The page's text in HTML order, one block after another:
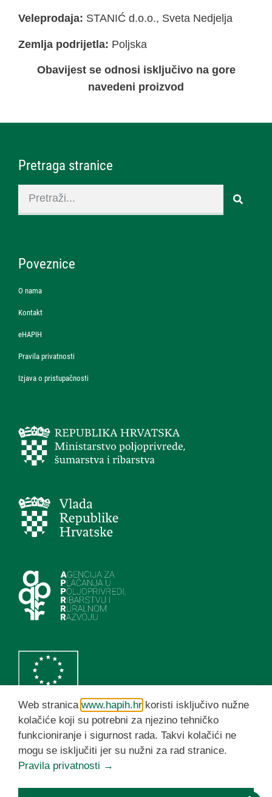
Veleprodaja: STANIĆ d.o.o., Sveta Nedjelja
Zemlja podrijetla: Poljska
Obavijest se odnosi isključivo na gore
navedeni proizvod
Pretraga stranice
Poveznice
O nama
Kontakt
eHAPIH
Pravila privatnosti
Izjava o pristupačnosti
HAPIH YouTube kanal
Web stranica www.hapih.hr koristi isključivo nužne
kolačiće koji su potrebni za njezino tehničko
funkcioniranje i sigurnost rada. Takvi kolačići ne
mogu se isključiti jer su nužni za rad stranice.
Pravila privatnosti →